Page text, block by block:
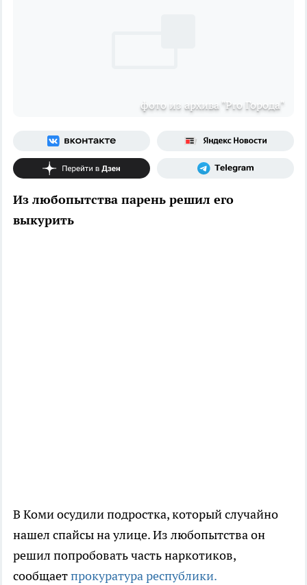
фото из архива "Pro Города"
Из любопытства парень решил его
выкурить
В Коми осудили подростка, который случайно
нашел спайсы на улице. Из любопытства он
решил попробовать часть наркотиков,
сообщаетпрокуратура республики.